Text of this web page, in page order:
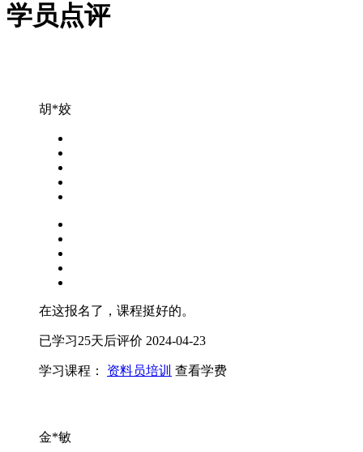
学员点评
胡*姣
在这报名了，课程挺好的。
已学习25天后评价 2024-04-23
学习课程： 资料员培训 查看学费
金*敏